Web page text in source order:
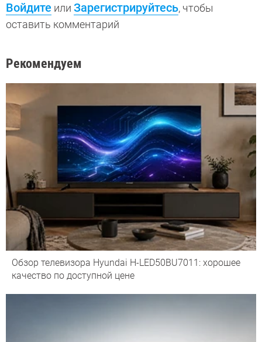
Войдите или Зарегистрируйтесь, чтобы
оставить комментарий
Рекомендуем
Обзор телевизора Hyundai H-LED50BU7011: хорошее
качество по доступной цене